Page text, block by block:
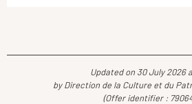
Updated on 30 July 2026
by Direction de la Culture et du
(Offer identifier :